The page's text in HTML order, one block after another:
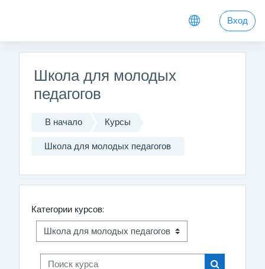
Вход
Школа для молодых
педагогов
В начало Курсы
Школа для молодых педагогов
Категории курсов:
Поиск курса